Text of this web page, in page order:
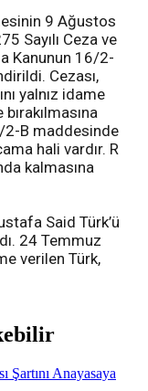
9 Ağustos
Sayılı Ceza ve
Kanunun 16/2-
Cezası,
yalnız idame
2-B maddesinde
hali vardır. R
kalmasına
Said Türk’ü
24 Temmuz
verilen Türk,
Şartını Anayasaya